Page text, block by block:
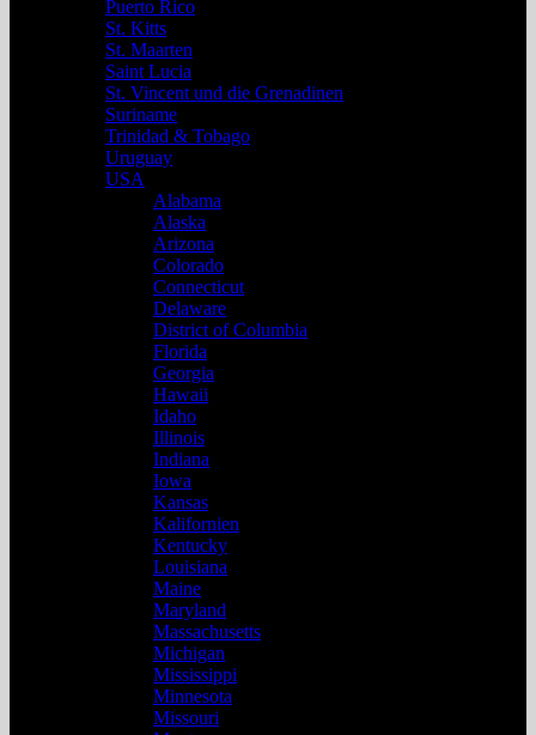
Puerto Rico
St. Kitts
St. Maarten
Saint Lucia
St. Vincent und die Grenadinen
Suriname
Trinidad & Tobago
Uruguay
USA
Alabama
Alaska
Arizona
Colorado
Connecticut
Delaware
District of Columbia
Florida
Georgia
Hawaii
Idaho
Illinois
Indiana
Iowa
Kansas
Kalifornien
Kentucky
Louisiana
Maine
Maryland
Massachusetts
Michigan
Mississippi
Minnesota
Missouri